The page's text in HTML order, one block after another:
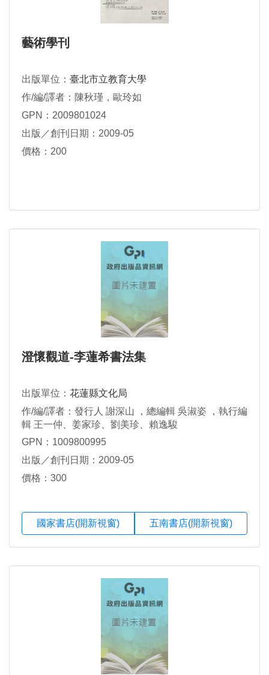
藝術學刊
出版單位： 臺北市立教育大學
作/編/譯者：陳秋瑾，歐玲如
GPN：2009801024
出版／創刊日期：2009-05
價格：200
澄懷觀道-李蓮希書法集
出版單位： 花蓮縣文化局
作/編/譯者：發行人 謝深山 ，總編輯 吳淑姿 ，執行編
輯 王一仲、姜家珍、劉美珍、賴逸駿
GPN：1009800995
出版／創刊日期：2009-05
價格：300
國家書店(開新視窗) 五南書店(開新視窗)